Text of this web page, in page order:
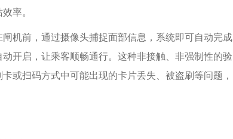
率。
机前，通过摄像头捕捉面部信息，系统即可自动完成
开启，让乘客顺畅通行。这种非接触、非强制性的验
或扫码方式中可能出现的卡片丢失、被盗刷等问题，